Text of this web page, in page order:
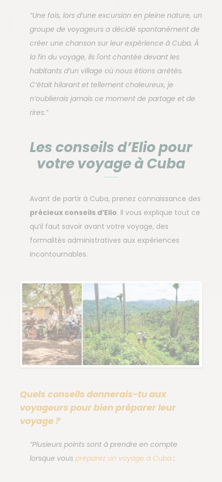
“Une fois, lors d’une excursion en pleine nature, un
groupe de voyageurs a décidé spontanément de
créer une chanson sur leur expérience à Cuba. À
la fin du voyage, ils l'ont chantée devant les
habitants d’un village où nous étions arrêtés.
C’était hilarant et tellement chaleureux, je
n’oublierais jamais ce moment de partage et de
rires.”
Les conseils d’Elio pour
votre voyage à Cuba
Avant de partir à Cuba, prenez connaissance des
précieux conseils d’Elio. Il vous explique tout ce
qu’il faut savoir avant votre voyage, des
formalités administratives aux expériences
incontournables.
Quels conseils donnerais-tu aux
voyageurs pour bien préparer leur
voyage ?
“Plusieurs points sont à prendre en compte
lorsque vous préparez un voyage à Cuba :